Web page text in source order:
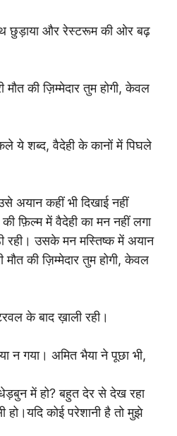
छुड़ाया और रेस्टरूम की ओर बढ़
मौत की ज़िम्मेदार तुम होगी, केवल
ये शब्द, वैदेही के कानों में पिघले
कहीं भी दिखाई नहीं
फ़िल्म में वैदेही का मन नहीं लगा
रही। उसके मन मस्तिष्क में अयान
की ज़िम्मेदार तुम होगी, केवल
के बाद ख़ाली रही।
न गया। अमित भैया ने पूछा भी,
में हो? बहुत देर से देख रहा
कोई परेशानी है तो मुझे